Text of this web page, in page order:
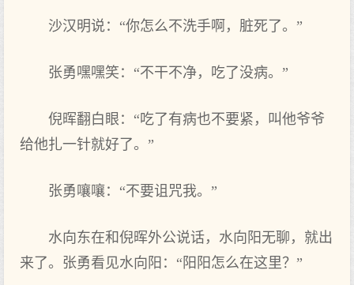
沙汉明说：“你怎么不洗手啊，脏死了。”
张勇嘿嘿笑：“不干不净，吃了没病。”
倪晖翻白眼：“吃了有病也不要紧，叫他爷爷
给他扎一针就好了。”
张勇嚷嚷：“不要诅咒我。”
水向东在和倪晖外公说话，水向阳无聊，就出
来了。张勇看见水向阳：“阳阳怎么在这里？”